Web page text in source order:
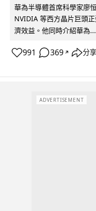
華為半導體首席科學家廖
NVIDIA 等西方晶片巨頭
濟效益。他同時介紹華為...
991 369 ↗ 分享
ADVERTISEMENT